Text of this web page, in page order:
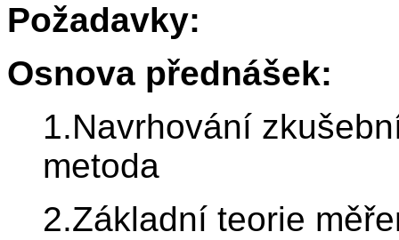
Požadavky:
Osnova přednášek:
1.Navrhování
metoda
2.Základní teorie